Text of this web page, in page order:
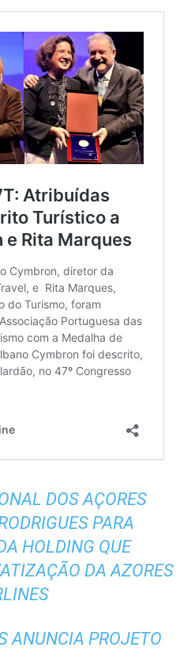
DOS AÇORES
PARA
HOLDING QUE
DA AZORES
ANUNCIA PROJETO